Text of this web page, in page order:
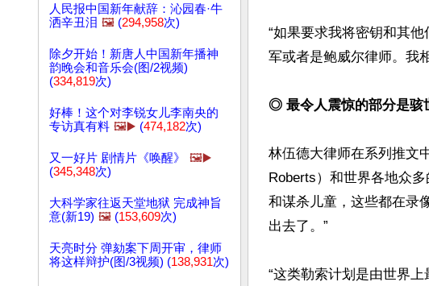
人民报中国新年献辞：沁园春·牛
洒辛丑泪 🖼️ (294,958次)
除夕开始！新唐人中国新年播神
韵晚会和音乐会(图/2视频)
(334,819次)
好棒！这个对李锐女儿李南央的
专访真有料 🖼️▶️ (474,182次)
又一好片 剧情片《唤醒》
🖼️▶️
(345,348次)
大科学家往返天堂地狱 完成神旨
意(新19) 🖼️ (153,609次)
天亮时分 弹劾案下周开审，律师
将这样辩护(图/3视频) (138,931次)
“如果要求我将密钥和其
军或者是鲍威尔律师。我
◎ 最令人震惊的部分是骇
林伍德大律师在系列推文
Roberts）和世界各地众
和谋杀儿童，这些都在录
出去了。”
“这类勒索计划是由世界